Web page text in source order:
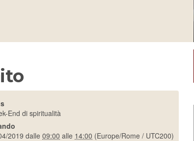
End di spiritualità
2019 dalle 09:00 alle 14:00 (Europe/Rome / UTC200)